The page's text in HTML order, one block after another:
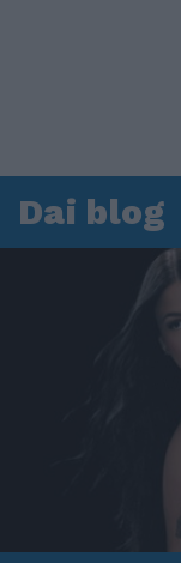
Dai blog